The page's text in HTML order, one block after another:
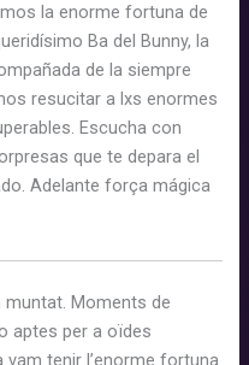
la enorme fortuna de
Ba del Bunny, la
de la siempre
resucitar a lxs enormes
Escucha con
que te depara el
Adelante força mágica
Moments de
aptes per a oïdes
tenir l’enorme fortuna